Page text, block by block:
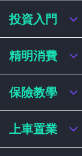
虛擬銀行銀扣賬
虛擬銀行貸款
私人貸款年利率
網上即批貸款
結餘轉戶
稅務貸款
財務公司貸款
投資入門
港股戶口收費及
基金平台比較
買加密貨幣教學
精明消費
網購信用卡
飛行里數信用卡
學生信用卡
保險教學
買保險基本概念
上車置業